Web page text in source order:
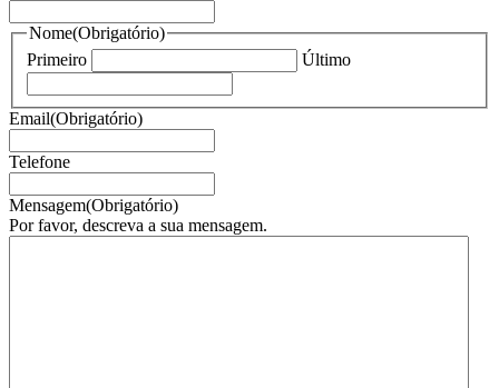
Nome(Obrigatório)
Primeiro
Último
Email(Obrigatório)
Telefone
Mensagem(Obrigatório)
Por favor, descreva a sua mensagem.